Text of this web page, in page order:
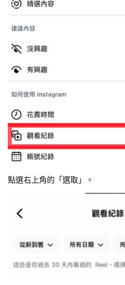
點選右上角的「選取」。